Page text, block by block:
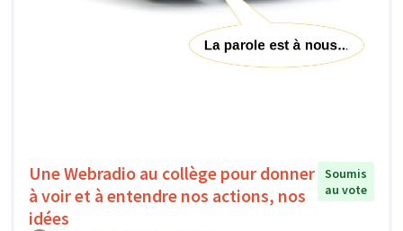
Une Webradio au collège pour donner
à voir et à entendre nos actions, nos
idées
Soumis
au vote